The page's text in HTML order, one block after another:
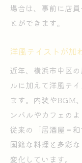
場合は、事前に店
とができます。
洋風テイストが加
近年、横浜市中区
ルに加えて洋風テ
ます。内装やBGM
ンバルやカフェの
従来の「居酒屋＝
国籍な料理と多彩
変化しています。